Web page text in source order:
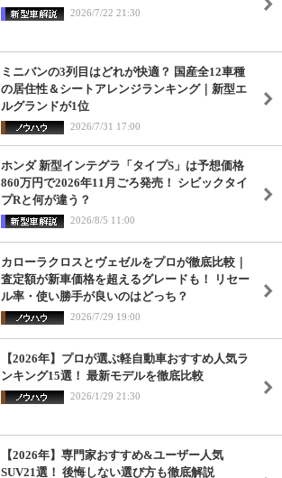
2026/7/22 21:30
ミニバンの3列目はどれが快適？ 国産全12車種
の居住性＆シートアレンジランキング｜新型エ
ルグランドが1位
2026/7/31 17:00
ホンダ 新型インテグラ「タイプS」は予想価格
860万円で2026年11月ごろ発売！ シビックタイ
プRと何が違う？
2026/8/5 11:00
カローラクロスとヴェゼルをプロが徹底比較｜
査定額が新車価格を超えるグレードも！ リセー
ル率・使い勝手が良いのはどっち？
2026/7/29 19:00
【2026年】プロが選ぶ軽自動車おすすめ人気ラ
ンキング15選！ 最新モデルを徹底比較
2026/1/29 21:30
【2026年】専門家おすすめ&ユーザー人気
SUV21選！ 後悔しない選び方も徹底解説